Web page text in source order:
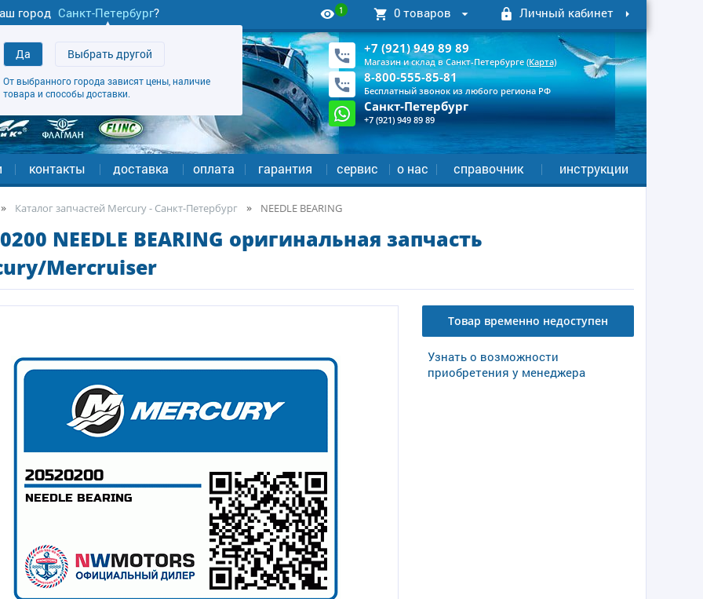
город Санкт-Петербург?
Да Выбрать другой
От выбранного города зависят цены, наличие
товара и способы доставки.
1 0 товаров Личный кабинет
+7 (921) 949 89 89
Магазин и склад в Санкт-Петербурге (Карта)
8-800-555-85-81
Бесплатный звонок из любого региона РФ
Санкт-Петербург
+7 (921) 949 89 89
контакты доставка оплата гарантия сервис о нас справочник инструкции
Каталог запчастей Mercury - Санкт-Петербург NEEDLE BEARING
NEEDLE BEARING оригинальная запчасть
Mercruiser
Товар временно недоступен
Узнать о возможности
приобретения у менеджера